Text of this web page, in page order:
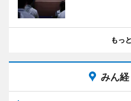
もっ
みん